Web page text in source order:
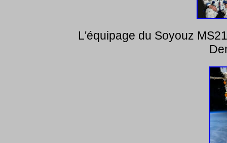
L'équipage du Soyouz